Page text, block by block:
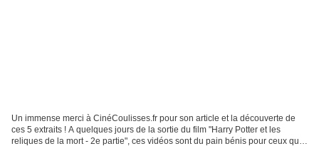
Un immense merci à CinéCoulisses.fr pour son article et la découverte de
ces 5 extraits ! A quelques jours de la sortie du film "Harry Potter et les
reliques de la mort - 2e partie", ces vidéos sont du pain bénis pour ceux qui